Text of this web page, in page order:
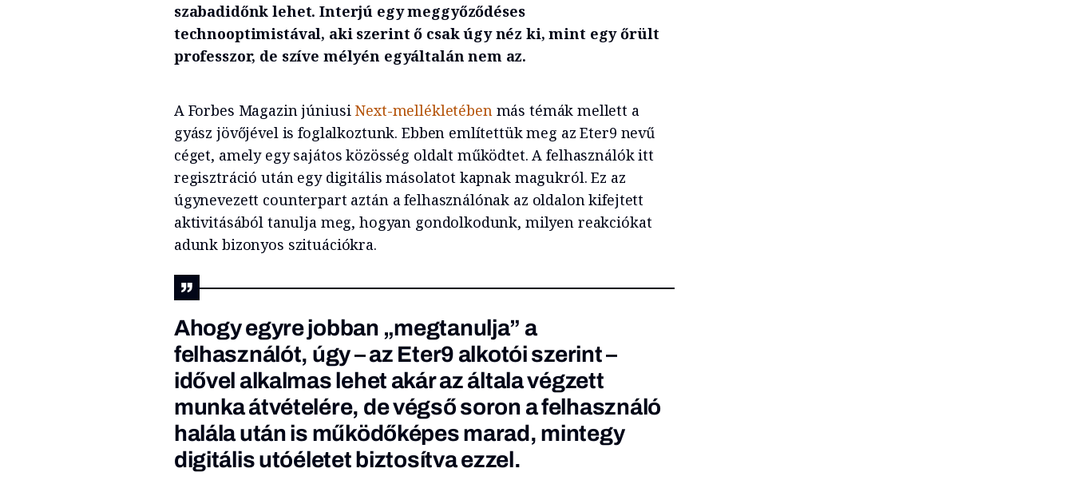
szabadidőnk lehet. Interjú egy meggyőződéses
technooptimistával, aki szerint ő csak úgy néz ki, mint egy őrült
professzor, de szíve mélyén egyáltalán nem az.
A Forbes Magazin júniusi Next-mellékletében más témák mellett a
gyász jövőjével is foglalkoztunk. Ebben említettük meg az Eter9 nevű
céget, amely egy sajátos közösség oldalt működtet. A felhasználók itt
regisztráció után egy digitális másolatot kapnak magukról. Ez az
úgynevezett counterpart aztán a felhasználónak az oldalon kifejtett
aktivitásából tanulja meg, hogyan gondolkodunk, milyen reakciókat
adunk bizonyos szituációkra.
Ahogy egyre jobban „megtanulja” a
felhasználót, úgy – az Eter9 alkotói szerint –
idővel alkalmas lehet akár az általa végzett
munka átvételére, de végső soron a felhasználó
halála után is működőképes marad, mintegy
digitális utóéletet biztosítva ezzel.